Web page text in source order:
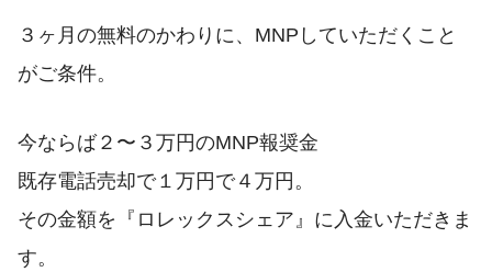
３ヶ月の無料のかわりに、MNPしていただくこと
がご条件。
今ならば２〜３万円のMNP報奨金
既存電話売却で１万円で４万円。
その金額を『ロレックスシェア』に入金いただきま
す。